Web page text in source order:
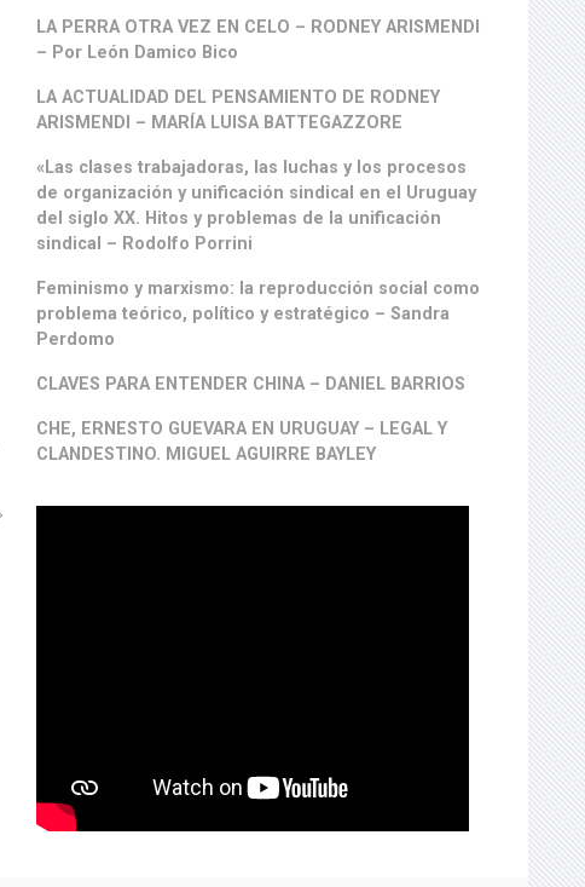
LA PERRA OTRA VEZ EN CELO – RODNEY ARISMENDI
– Por León Damico Bico
LA ACTUALIDAD DEL PENSAMIENTO DE RODNEY
ARISMENDI – MARÍA LUISA BATTEGAZZORE
«Las clases trabajadoras, las luchas y los procesos
de organización y unificación sindical en el Uruguay
del siglo XX. Hitos y problemas de la unificación
sindical – Rodolfo Porrini
Feminismo y marxismo: la reproducción social como
problema teórico, político y estratégico – Sandra
Perdomo
CLAVES PARA ENTENDER CHINA – DANIEL BARRIOS
CHE, ERNESTO GUEVARA EN URUGUAY – LEGAL Y
CLANDESTINO. MIGUEL AGUIRRE BAYLEY